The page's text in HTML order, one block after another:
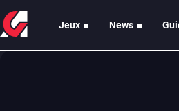
Jeux News